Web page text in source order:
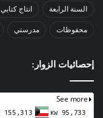
السنة الرابعة انتاج كتابي
محفوظات مدرستي
إحصائيات الزوار: